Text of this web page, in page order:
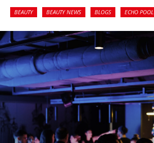
BEAUTY BEAUTY NEWS BLOGS ECHO POOL